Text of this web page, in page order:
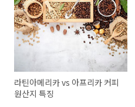
라틴아메리카 vs 아프리카 커피
원산지 특징